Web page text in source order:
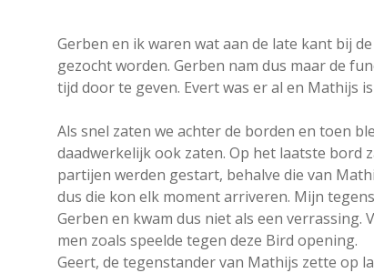
Gerben en ik waren wat aan de late kant bij
gezocht worden. Gerben nam dus maar de
tijd door te geven. Evert was er al en Mathijs
Als snel zaten we achter de borden en toen
daadwerkelijk ook zaten. Op het laatste bord
partijen werden gestart, behalve die van
dus die kon elk moment arriveren. Mijn
Gerben en kwam dus niet als een
men zoals speelde tegen deze Bird opening.
Geert, de tegenstander van Mathijs zette op